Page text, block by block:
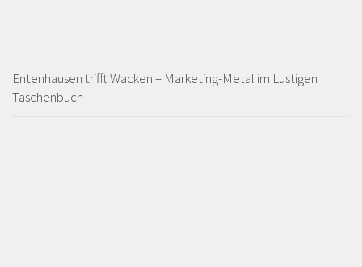
Entenhausen trifft Wacken – Marketing-Metal im Lustigen
Taschenbuch